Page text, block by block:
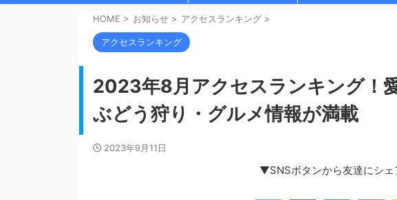
HOME > お知らせ > アクセスランキング >
アクセスランキング
2023年8月アクセスランキング！
ぶどう狩り・グルメ情報が満載
2023年9月11日
▼SNSボタンから友達にシ